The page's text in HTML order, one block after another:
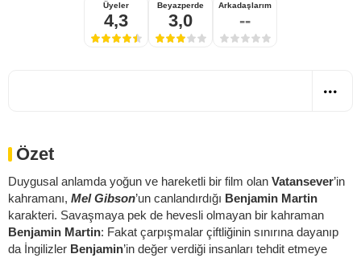
Üyeler
4,3
Beyazperde
3,0
Arkadaşlarım
--
Özet
Duygusal anlamda yoğun ve hareketli bir film olan Vatansever’in
kahramanı, Mel Gibson’un canlandırdığı Benjamin Martin
karakteri. Savaşmaya pek de hevesli olmayan bir kahraman
Benjamin Martin: Fakat çarpışmalar çiftliğinin sınırına dayanıp
da İngilizler Benjamin’in değer verdiği insanları tehdit etmeye